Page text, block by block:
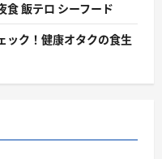
飯テロ シーフード
ック！健康オタクの食生